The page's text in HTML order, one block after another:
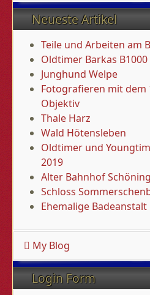
Neueste Artikel
Teile und Arbeiten am
Oldtimer Barkas B1000
Junghund Welpe
Fotografieren mit dem
Objektiv
Thale Harz
Wald Hötensleben
Oldtimer und
2019
Alter Bahnhof
Schloss
Ehemalige Badeanstalt
My Blog
Login Form